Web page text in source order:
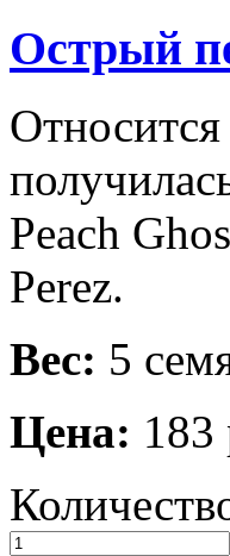
Острый
Относится
Peach
Perez.
Вес: 5
Цена: 183